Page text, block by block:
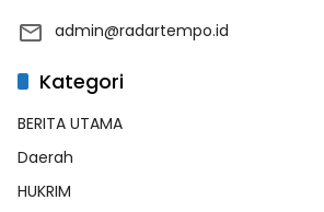
admin@radartempo.id
Kategori
BERITA UTAMA
Daerah
HUKRIM